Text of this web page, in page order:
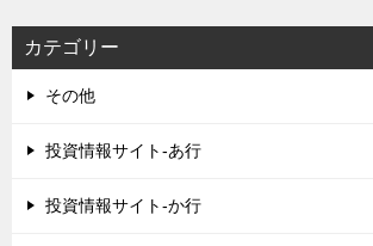
カテゴリー
その他
投資情報サイト-あ行
投資情報サイト-か行